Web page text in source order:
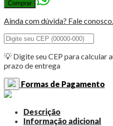
14mm
Zamak
-
12pçs
quantidade
Comprar
Ainda com dúvida? Fale conosco.
💡 Digite seu CEP para calcular
prazo de entrega
Formas de Pagamento
Descrição
Informação adicional